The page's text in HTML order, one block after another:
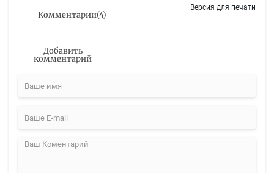
Комментарии(4)
Версия для печати
Добавить
комментарий